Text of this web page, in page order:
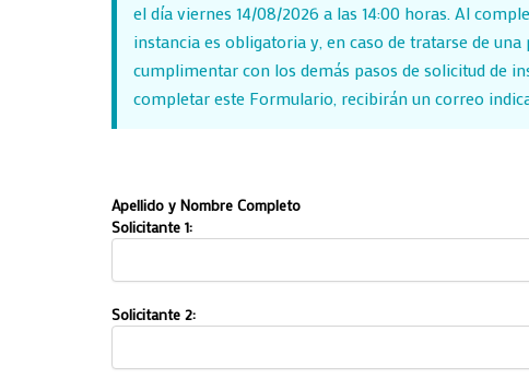
el día viernes 14/08/2026 a las 14:00 horas. Al
instancia es obligatoria y, en caso de tratarse de
cumplimentar con los demás pasos de solicitud de
completar este Formulario, recibirán un correo
Apellido y Nombre Completo
Solicitante 1:
Solicitante 2: